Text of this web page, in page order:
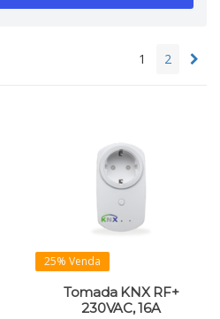
1 2
25% Venda
Tomada KNX RF+
230VAC, 16A